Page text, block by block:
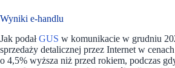
Wyniki e-handlu
Jak podałGUS w komunikacie w grudniu
sprzedaży detalicznej przez Internet w
o 4,5% wyższa niż przed rokiem, podczas